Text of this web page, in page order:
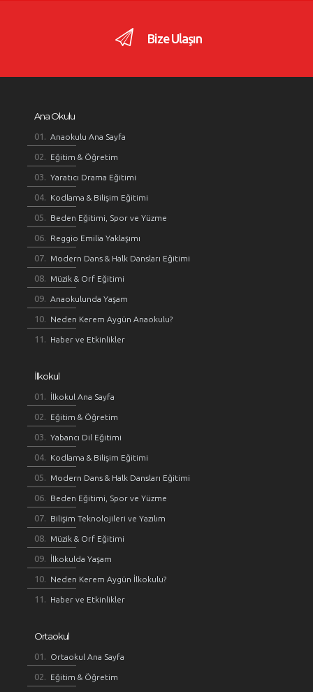
Bize Ulaşın
Ana Okulu
Anaokulu Ana Sayfa
Eğitim & Öğretim
Yaratıcı Drama Eğitimi
Kodlama & Bilişim Eğitimi
Beden Eğitimi, Spor ve Yüzme
Reggio Emilia Yaklaşımı
Modern Dans & Halk Dansları Eğitimi
Müzik & Orf Eğitimi
Anaokulunda Yaşam
Neden Kerem Aygün Anaokulu?
Haber ve Etkinlikler
İlkokul
İlkokul Ana Sayfa
Eğitim & Öğretim
Yabancı Dil Eğitimi
Kodlama & Bilişim Eğitimi
Modern Dans & Halk Dansları Eğitimi
Beden Eğitimi, Spor ve Yüzme
Bilişim Teknolojileri ve Yazılım
Müzik & Orf Eğitimi
İlkokulda Yaşam
Neden Kerem Aygün İlkokulu?
Haber ve Etkinlikler
Ortaokul
Ortaokul Ana Sayfa
Eğitim & Öğretim